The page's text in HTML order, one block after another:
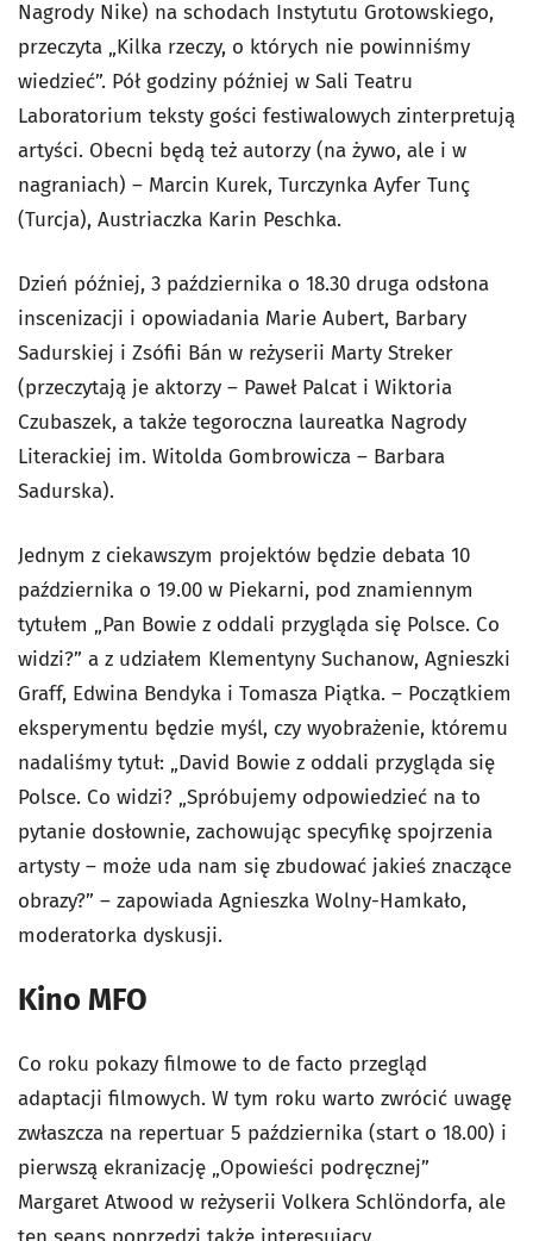
Nagrody Nike) na schodach Instytutu Grotowskiego,
przeczyta „Kilka rzeczy, o których nie powinniśmy
wiedzieć”. Pół godziny później w Sali Teatru
Laboratorium teksty gości festiwalowych zinterpretują
artyści. Obecni będą też autorzy (na żywo, ale i w
nagraniach) – Marcin Kurek, Turczynka Ayfer Tunç
(Turcja), Austriaczka Karin Peschka.
Dzień później, 3 października o 18.30 druga odsłona
inscenizacji i opowiadania Marie Aubert, Barbary
Sadurskiej i Zsófii Bán w reżyserii Marty Streker
(przeczytają je aktorzy – Paweł Palcat i Wiktoria
Czubaszek, a także tegoroczna laureatka Nagrody
Literackiej im. Witolda Gombrowicza – Barbara
Sadurska).
Jednym z ciekawszym projektów będzie debata 10
października o 19.00 w Piekarni, pod znamiennym
tytułem „Pan Bowie z oddali przygląda się Polsce. Co
widzi?” a z udziałem Klementyny Suchanow, Agnieszki
Graff, Edwina Bendyka i Tomasza Piątka. – Początkiem
eksperymentu będzie myśl, czy wyobrażenie, któremu
nadaliśmy tytuł: „David Bowie z oddali przygląda się
Polsce. Co widzi? „Spróbujemy odpowiedzieć na to
pytanie dosłownie, zachowując specyfikę spojrzenia
artysty – może uda nam się zbudować jakieś znaczące
obrazy?” – zapowiada Agnieszka Wolny-Hamkało,
moderatorka dyskusji.
Kino MFO
Co roku pokazy filmowe to de facto przegląd
adaptacji filmowych. W tym roku warto zwrócić uwagę
zwłaszcza na repertuar 5 października (start o 18.00) i
pierwszą ekranizację „Opowieści podręcznej”
Margaret Atwood w reżyserii Volkera Schlöndorfa, ale